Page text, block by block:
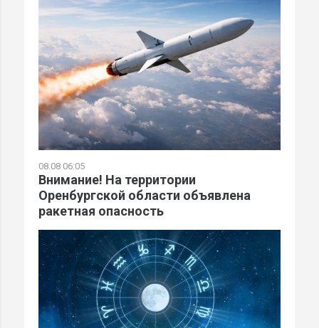
08.08 06:05
Внимание! На территории
Оренбургской области объявлена
ракетная опасность